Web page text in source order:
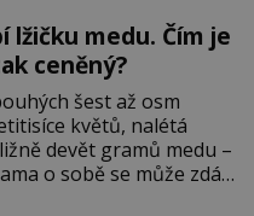
lžičku medu. Čím je
ceněný?
šest až osm
květů, nalétá
devět gramů medu –
o sobě se může zdát